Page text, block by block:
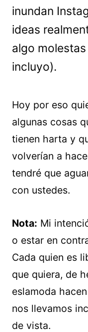
inundan
ideas
algo
incluyo).
Hoy por eso
algunas cosas
tienen harta y
volverían a
tendré que
con ustedes.
Nota: Mi
o estar en
Cada quien es
que quiera, de
eslamoda
nos llevamos
de vista.